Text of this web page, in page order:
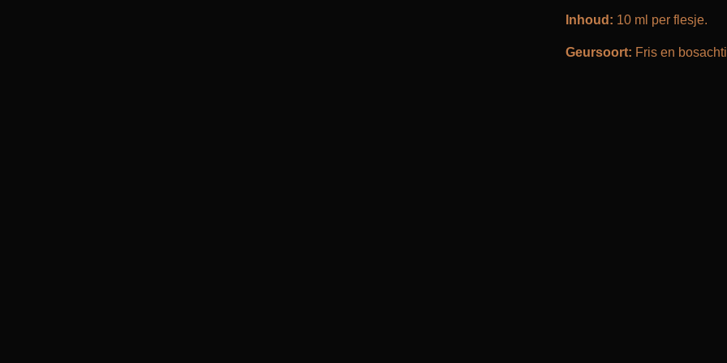
Inhoud: 10 ml per flesje.
Geursoort: Fris en